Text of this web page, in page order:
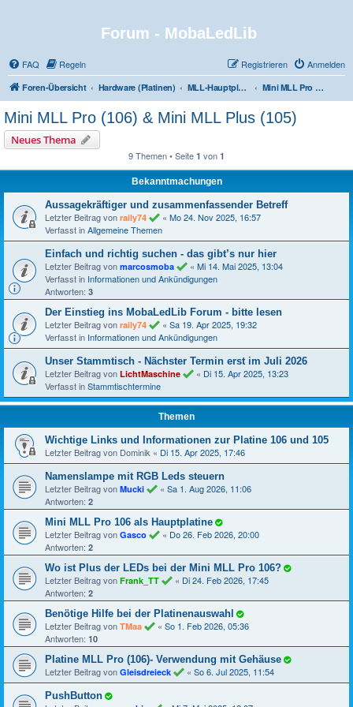
Forum - MobaLedLib
FAQ Regeln Anmelden
Registrieren
Foren-Übersicht Hardware (Platinen) MLL-Hauptplatinen - Die Zentralen für die Ansteuerung der MobaLedLib Mini MLL Pro (106) & Mini MLL Plus (105)
Mini MLL Pro (106) & Mini MLL Plus (105)
Neues Thema
9 Themen • Seite 1 von 1
Bekanntmachungen
Aussagekräftiger und zusammenfassender Betreff
Letzter Beitrag von raily74 « Mo 24. Nov 2025, 16:57
Verfasst inAllgemeine Themen
Einfach und richtig suchen - das gibt’s nur hier
Letzter Beitrag von marcosmoba « Mi 14. Mai 2025, 13:04
Verfasst in Informationen und Ankündigungen
Antworten: 3
Der Einstieg ins MobaLedLib Forum - bitte lesen
Letzter Beitrag von raily74 « Sa 19. Apr 2025, 19:32
Verfasst in Informationen und Ankündigungen
Unser Stammtisch - Nächster Termin erst im Juli 2026
Letzter Beitrag von LichtMaschine « Di 15. Apr 2025, 13:23
Verfasst inStammtischtermine
Themen
Wichtige Links und Informationen zur Platine 106 und 105
Letzter Beitrag von Dominik « Di 15. Apr 2025, 17:46
Namenslampe mit RGB Leds steuern
Letzter Beitrag von Mucki « Sa 1. Aug 2026, 11:06
Antworten: 2
Mini MLL Pro 106 als Hauptplatine
Letzter Beitrag von Gasco « Do 26. Feb 2026, 20:00
Antworten: 2
Wo ist Plus der LEDs bei der Mini MLL Pro 106?
Letzter Beitrag von Frank_TT « Di 24. Feb 2026, 17:45
Antworten: 2
Benötige Hilfe bei der Platinenauswahl
Letzter Beitrag von TMaa « So 1. Feb 2026, 05:36
Antworten: 10
Platine MLL Pro (106)- Verwendung mit Gehäuse
Letzter Beitrag von Gleisdreieck « So 6. Jul 2025, 11:54
PushButton